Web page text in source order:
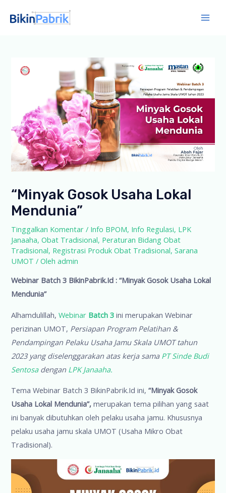
“Minyak Gosok Usaha Lokal
Mendunia”
Tinggalkan Komentar / Info BPOM, Info Regulasi, LPK
Janaaha,Obat Tradisional, Peraturan Bidang Obat
Tradisional, Registrasi Produk Obat Tradisional,Sarana
UMOT / Olehadmin
Webinar Batch 3 BikinPabrik.Id : “Minyak Gosok Usaha Lokal
Mendunia”
Alhamdulillah,Webinar Batch 3ini merupakan Webinar
perizinan UMOT, Persiapan Program Pelatihan &
Pendampingan Pelaku Usaha Jamu Skala UMOT tahun
2023 yang diselenggarakan atas kerja sama PT Sinde Budi
Sentosadengan LPK Janaaha.
Tema Webinar Batch 3 BikinPabrik.Id ini,“Minyak Gosok
Usaha Lokal Mendunia”,merupakan tema pilihan yang saat
ini banyak dibutuhkan oleh pelaku usaha jamu. Khususnya
pelaku usaha jamu skala UMOT (Usaha Mikro Obat
Tradisional).